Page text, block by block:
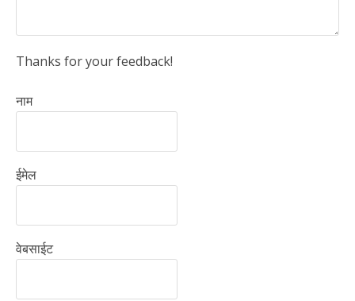
Thanks for your feedback!
नाम
ईमेल
वेबसाईट